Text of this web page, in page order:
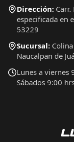
Dirección:
especificada en
53229
Sucursal:
Naucalpan de
Lunes a viernes
Sábados 9:00